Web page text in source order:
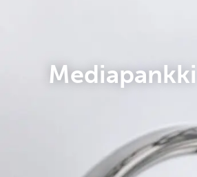
Mediapankki